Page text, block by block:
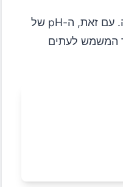
חשוב לציין שהגוף מווסת היטב את ה-pH בדם ללא קשר לתזונה. עם זאת, ה-pH של
המשמש לעתים